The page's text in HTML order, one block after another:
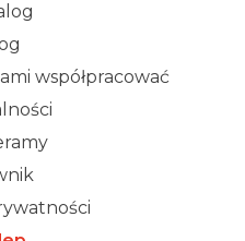
współpracować